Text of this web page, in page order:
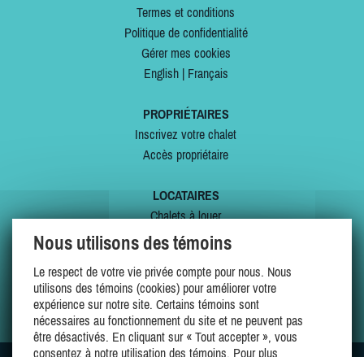
Termes et conditions
Politique de confidentialité
Gérer mes cookies
English| Français
PROPRIÉTAIRES
Inscrivez votre chalet
Accès propriétaire
LOCATAIRES
Chalets à louer
Chalets à vendre
Offres spéciales
Mes favoris
Nous utilisons des témoins
Le respect de votre vie privée compte pour nous. Nous
utilisons des témoins (cookies) pour améliorer votre
expérience sur notre site. Certains témoins sont
nécessaires au fonctionnement du site et ne peuvent pas
être désactivés. En cliquant sur « Tout accepter », vous
consentez à notre utilisation des témoins. Pour plus